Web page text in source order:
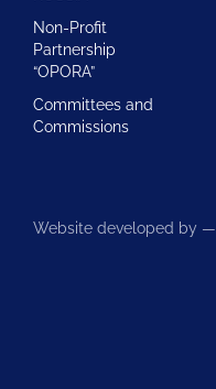
Non-Profit
Partnership
“OPORA”
Committees and
Commissions
Website developed by —